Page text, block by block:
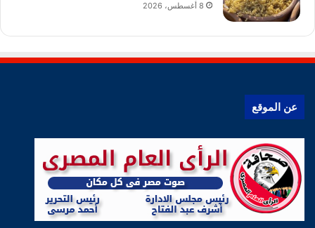
8 أغسطس، 2026
عن الموقع